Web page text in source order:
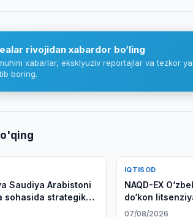
rivojidan xabardor bo‘ling
xabarlar, eksklyuziv reportajlar va tezkor
boring.
Saudiya Arabistoni
sohasida strategik
IQTISOD
NAQD-EX
do‘kon
07/08/2026